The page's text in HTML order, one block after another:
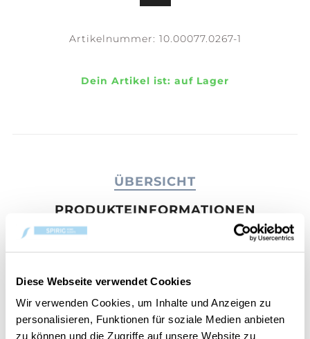
Diese Webseite verwendet Cookies
Wir verwenden Cookies, um Inhalte und Anzeigen zu
personalisieren, Funktionen für soziale Medien anbieten
zu können und die Zugriffe auf unsere Website zu
Artikelnummer: 10.00077.0267-1
Dein Artikel ist: auf Lager
ÜBERSICHT
PRODUKTEINFORMATIONEN
flauschige Handtücher, plätschernde Wasserfälle